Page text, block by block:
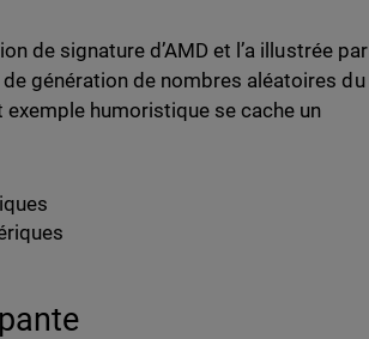
de signature d’AMD et l’a illustrée par
génération de nombres aléatoires du
exemple humoristique se cache un